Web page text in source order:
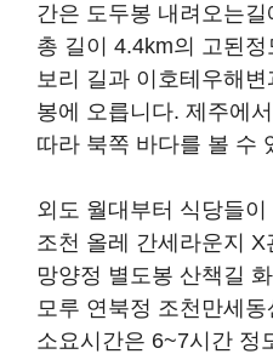
간은 도두봉 내려오는
총 길이 4.4km의 고된
보리 길과 이호테우해
봉에 오릅니다. 제주에
따라 북쪽 바다를 볼 수
외도 월대부터 식당들
조천 올레 간세라운지
망양정 별도봉 산책길
모루 연북정 조천만세
소요시간은 6~7시간 정